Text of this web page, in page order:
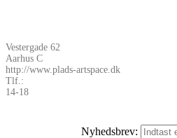
Vestergade 62
Aarhus C
http://www.plads-artspace.dk
Tlf.:
14-18
Nyhedsbrev: